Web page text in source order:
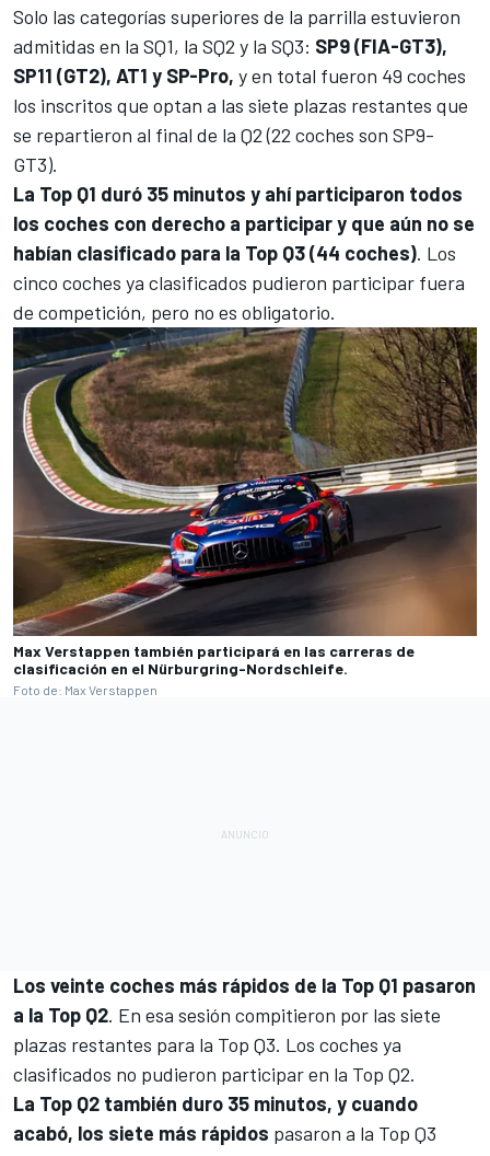
Solo las categorías superiores de la parrilla estuvieron
admitidas en la SQ1, la SQ2 y la SQ3: SP9 (FIA-GT3),
SP11 (GT2), AT1 y SP-Pro, y en total fueron 49 coches
los inscritos que optan a las siete plazas restantes que
se repartieron al final de la Q2 (22 coches son SP9-
GT3).
La Top Q1 duró 35 minutos y ahí participaron todos
los coches con derecho a participar y que aún no se
habían clasificado para la Top Q3 (44 coches). Los
cinco coches ya clasificados pudieron participar fuera
de competición, pero no es obligatorio.
Max Verstappen también participará en las carreras de
clasificación en el Nürburgring-Nordschleife.
Foto de: Max Verstappen
Los veinte coches más rápidos de la Top Q1 pasaron
a la Top Q2. En esa sesión compitieron por las siete
plazas restantes para la Top Q3. Los coches ya
clasificados no pudieron participar en la Top Q2.
La Top Q2 también duro 35 minutos, y cuando
acabó, los siete más rápidos pasaron a la Top Q3